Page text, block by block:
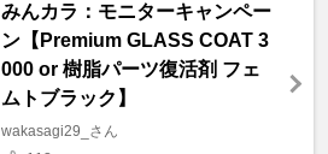
みんカラ：モニターキャンペー
ン【Premium GLASS COAT 3
000 or 樹脂パーツ復活剤 フェ
ムトブラック】
wakasagi29_さん